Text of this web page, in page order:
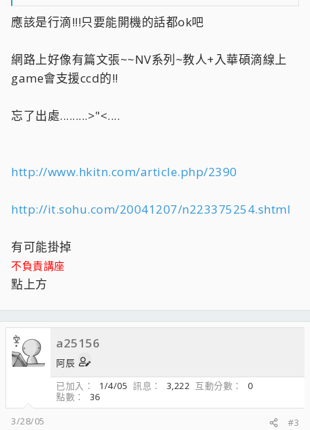
應該是行滴!!!只要能開機的話都ok吧
網路上好像有篇文張~~NV系列~教人+入華碩滴線上
game會支援ccd的!!
忘了出處.........>"<....
http://www.hkitn.com/article.php/2390
http://it.sohu.com/20041207/n223375254.shtml
有可能掛掉
不負責講座
點上方
a25156
阿辰
已加入
1/4/05 訊息 3,222 互動分數
0
點數
36
3/28/05
#3